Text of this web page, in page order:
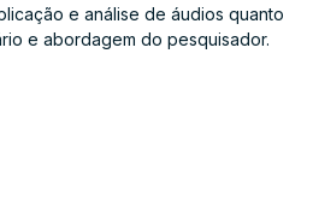
e análise de áudios quanto
e abordagem do pesquisador.